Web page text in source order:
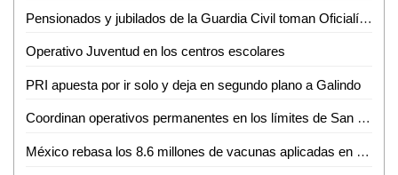
Pensionados y jubilados de la Guardia Civil toman Oficialía Mayor por incumplimiento de aumento salarial
Operativo Juventud en los centros escolares
PRI apuesta por ir solo y deja en segundo plano a Galindo
Coordinan operativos permanentes en los límites de San Luis Potosí y Zacatecas
México rebasa los 8.6 millones de vacunas aplicadas en poco más de un mes